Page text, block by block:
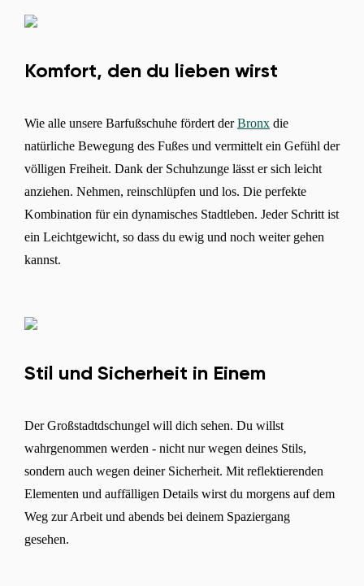
Komfort, den du lieben wirst
Wie alle unsere Barfußschuhe fördert derBronx die
natürliche Bewegung des Fußes und vermittelt ein Gefühl der
völligen Freiheit. Dank der Schuhzunge lässt er sich leicht
anziehen. Nehmen, reinschlüpfen und los. Die perfekte
Kombination für ein dynamisches Stadtleben. Jeder Schritt ist
ein Leichtgewicht, so dass du ewig und noch weiter gehen
kannst.
Stil und Sicherheit in Einem
Der Großstadtdschungel will dich sehen. Du willst
wahrgenommen werden - nicht nur wegen deines Stils,
sondern auch wegen deiner Sicherheit. Mit reflektierenden
Elementen und auffälligen Details wirst du morgens auf dem
Weg zur Arbeit und abends bei deinem Spaziergang
gesehen.